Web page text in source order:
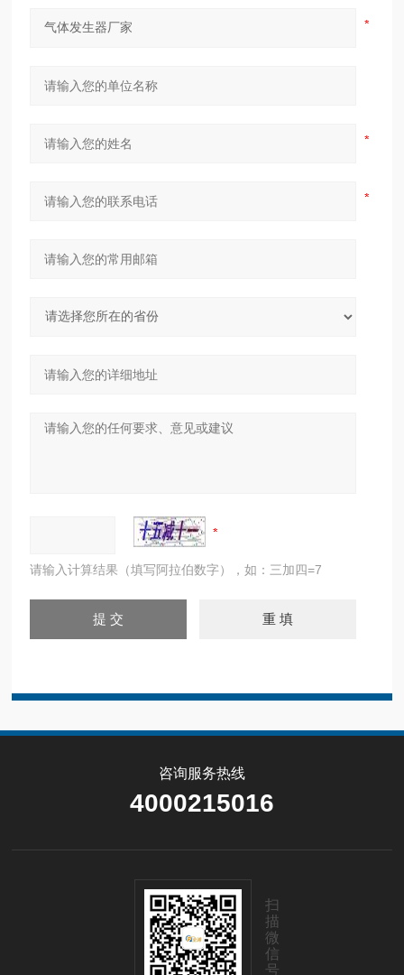
请输入计算结果（填写阿拉伯数字），如：三加四=7
咨询服务热线
4000215016
扫
描
微
信
号